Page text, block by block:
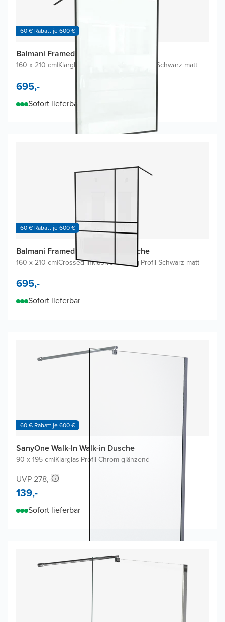
60 € Rabatt je 600 €
Balmani Framed Walk-in Dusche
160 x 210 cm|Klarglas inklusive Coating Profil Schwarz matt
695,-
Sofort lieferbar
60 € Rabatt je 600 €
Balmani Framed Plus Walk-in Dusche
160 x 210 cm|Crossed inklusive Coating|Profil Schwarz matt
695,-
Sofort lieferbar
60 € Rabatt je 600 €
SanyOne Walk-In Walk-in Dusche
90 x 195 cm|Klarglas|Profil Chrom glänzend
UVP 278,-
139,-
Sofort lieferbar